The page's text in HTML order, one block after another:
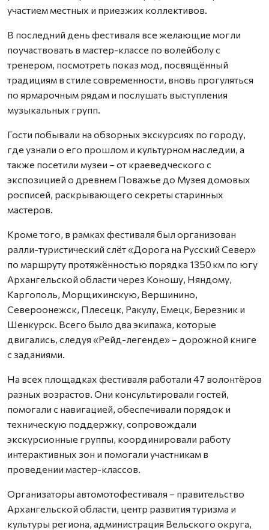
участием местных и приезжих коллективов.
В последний день фестиваля все желающие могли
поучаствовать в мастер-классе по волейболу с
тренером, посмотреть показ мод, посвящённый
традициям в стиле современности, вновь прогуляться
по ярмарочным рядам и послушать выступления
музыкальных групп.
Гости побывали на обзорных экскурсиях по городу,
где узнали о его прошлом и культурном наследии, а
также посетили музеи – от краеведческого с
экспозицией о древнем Поважье до Музея домовых
росписей, раскрывающего секреты старинных
мастеров.
Кроме того, в рамках фестиваля был организован
ралли-туристический слёт «Дорога на Русский Север»
по маршруту протяжённостью порядка 1350 км по югу
Архангельской области через Коношу, Няндому,
Каргополь, Морщихинскую, Вершинино,
Североонежск, Плесецк, Ракулу, Емецк, Березник и
Шенкурск. Всего было два экипажа, которые
двигались, следуя «Рейд-легенде» – дорожной книге
с заданиями.
На всех площадках фестиваля работали 47 волонтёров
разных возрастов. Они консультировали гостей,
помогали с навигацией, обеспечивали порядок и
техническую поддержку, сопровождали
экскурсионные группы, координировали работу
интерактивных зон и помогали участникам в
проведении мастер-классов.
Организаторы автомотофестиваля – правительство
Архангельской области, центр развития туризма и
культуры региона, администрация Вельского округа,